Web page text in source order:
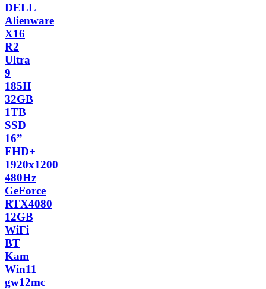
DELL
Alienware
X16
R2
Ultra
9
185H
32GB
1TB
SSD
16”
FHD+
1920x1200
480Hz
GeForce
RTX4080
12GB
WiFi
BT
Kam
Win11
gw12mc